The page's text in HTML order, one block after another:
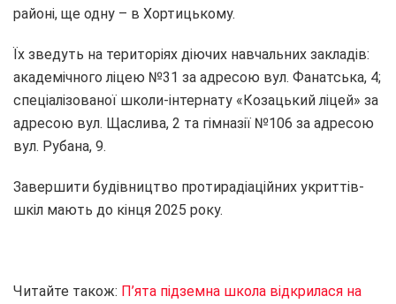
районі, ще одну – в Хортицькому.
Їх зведуть на територіях діючих навчальних закладів:
академічного ліцею №31 за адресою вул. Фанатська, 4;
спеціалізованої школи-інтернату «Козацький ліцей» за
адресою вул. Щаслива, 2 та гімназії №106 за адресою
вул. Рубана, 9.
Завершити будівництво протирадіаційних укриттів-
шкіл мають до кінця 2025 року.
Читайте також: П’ята підземна школа відкрилася на